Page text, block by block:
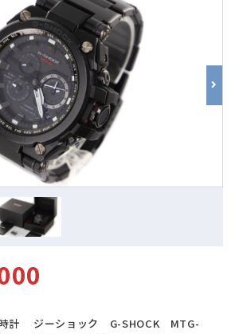
計 ジーショック G-SHOCK MTG-